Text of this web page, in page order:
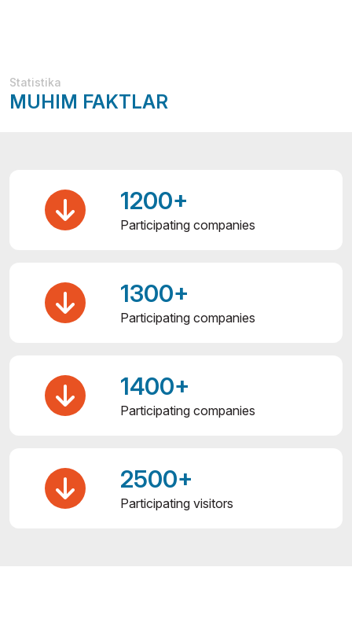
Statistika
MUHIM FAKTLAR
1200+
Participating companies
1300+
Participating companies
1400+
Participating companies
2500+
Participating visitors